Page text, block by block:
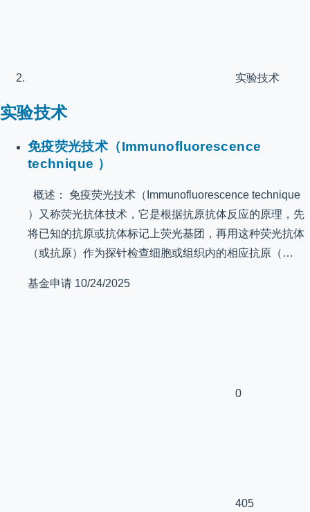
实验技术
实验技术
免疫荧光技术（Immunofluorescence
technique ）
概述： 免疫荧光技术（Immunofluorescence technique
）又称荧光抗体技术，它是根据抗原抗体反应的原理，先
将已知的抗原或抗体标记上荧光基团，再用这种荧光抗体
（或抗原）作为探针检查细胞或组织内的相应抗原（…
基金申请 10/24/2025
0
405